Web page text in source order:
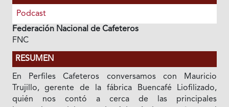
Podcast
Federación Nacional de Cafeteros
FNC
RESUMEN
En Perfiles Cafeteros conversamos con Mauricio
Trujillo, gerente de la fábrica Buencafé Liofilizado,
quién nos contó a cerca de las principales